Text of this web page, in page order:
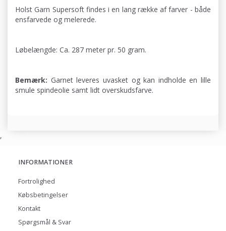
Holst Garn Supersoft findes i en lang række af farver - både
ensfarvede og melerede.
Løbelængde: Ca. 287 meter pr. 50 gram.
Bemærk: Garnet leveres uvasket og kan indholde en lille
smule spindeolie samt lidt overskudsfarve.
,
INFORMATIONER
Fortrolighed
Købsbetingelser
Kontakt
Spørgsmål & Svar